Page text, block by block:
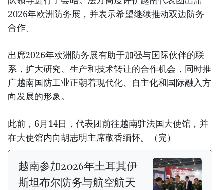
2026年欧洲防务展，并表示希望继续推动双边防务
合作。
出席2026年欧洲防务展有助于加强与国际伙伴的联
系，扩大研究、生产和技术转让的合作机会，同时推
广越南国防工业正朝着现代化、自主化和国际融入方
向发展的形象。
此前，6月14日，代表团前往越南驻法国大使馆，并
在大使馆内向胡志明主席敬香缅怀。（完）
越南参加2026年土耳其伊
斯坦布尔防务与航空航天